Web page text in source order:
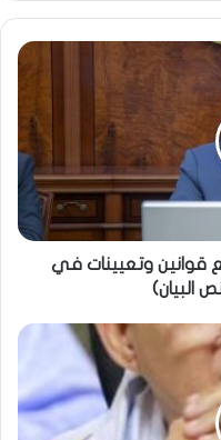
قوانين وتعيينات في
البيان)